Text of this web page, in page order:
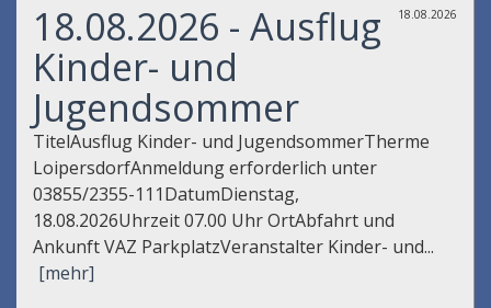
18.08.2026
18.08.2026 - Ausflug
Kinder- und
Jugendsommer
TitelAusflug Kinder- und JugendsommerTherme
LoipersdorfAnmeldung erforderlich unter
03855/2355-111DatumDienstag,
18.08.2026Uhrzeit 07.00 Uhr OrtAbfahrt und
Ankunft VAZ ParkplatzVeranstalter Kinder- und...
[mehr]